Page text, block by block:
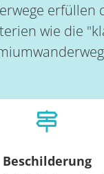
erfüllen
wie die
Beschilderung